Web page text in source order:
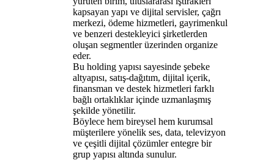
kapsayan yapı ve dijital servisler, çağrı
merkezi, ödeme hizmetleri, gayrimenkul
ve benzeri destekleyici şirketlerden
oluşan segmentler üzerinden organize
eder.
Bu holding yapısı sayesinde şebeke
altyapısı, satış-dağıtım, dijital içerik,
finansman ve destek hizmetleri farklı
bağlı ortaklıklar içinde uzmanlaşmış
şekilde yönetilir.
Böylece hem bireysel hem kurumsal
müşterilere yönelik ses, data, televizyon
ve çeşitli dijital çözümler entegre bir
grup yapısı altında sunulur.